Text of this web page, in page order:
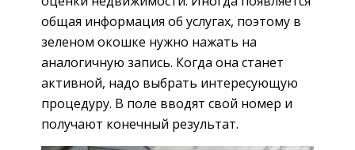
общая информация об услугах, поэтому в
зеленом окошке нужно нажать на
аналогичную запись. Когда она станет
активной, надо выбрать интересующую
процедуру. В поле вводят свой номер и
получают конечный результат.